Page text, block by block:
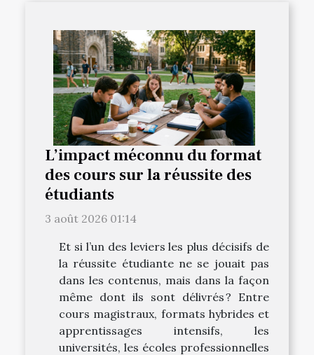
L’impact méconnu du format
des cours sur la réussite des
étudiants
3 août 2026 01:14
Et si l’un des leviers les plus décisifs de
la réussite étudiante ne se jouait pas
dans les contenus, mais dans la façon
même dont ils sont délivrés ? Entre
cours magistraux, formats hybrides et
apprentissages intensifs, les
universités, les écoles professionnelles